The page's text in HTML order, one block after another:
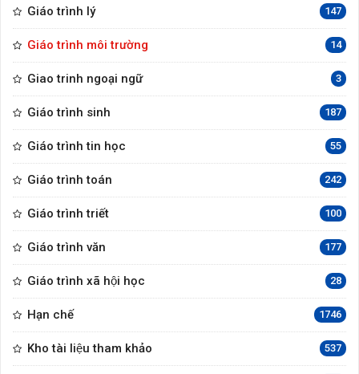
Giáo trình lý 147
Giáo trình môi trường 14
Giao trinh ngoại ngữ 3
Giáo trình sinh 187
Giáo trình tin học 55
Giáo trình toán 242
Giáo trình triết 100
Giáo trình văn 177
Giáo trình xã hội học 28
Hạn chế 1746
Kho tài liệu tham khảo 537